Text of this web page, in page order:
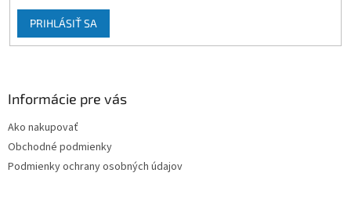
PRIHLÁSIŤ SA
Informácie pre vás
Ako nakupovať
Obchodné podmienky
Podmienky ochrany osobných údajov